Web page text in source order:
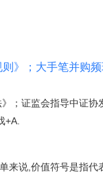
》；大手笔并购
；证监会指导中证
+A.
来说,价值符号是指